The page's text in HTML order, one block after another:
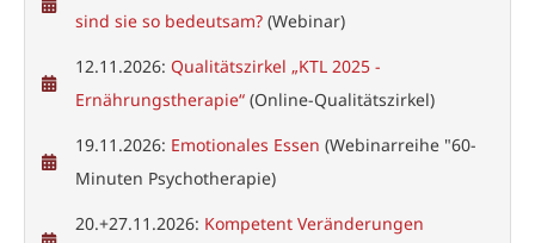
sind sie so bedeutsam? (Webinar)
12.11.2026: Qualitätszirkel „KTL 2025 -
Ernährungstherapie“ (Online-Qualitätszirkel)
19.11.2026: Emotionales Essen (Webinarreihe "60-
Minuten Psychotherapie)
20.+27.11.2026: Kompetent Veränderungen